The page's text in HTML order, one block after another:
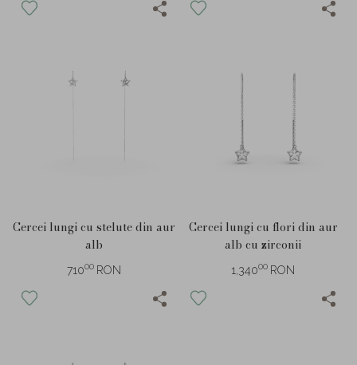
Cercei lungi cu stelute din aur
alb
71000 RON
Cercei lungi cu flori din aur
alb cu zirconii
1,34000 RON